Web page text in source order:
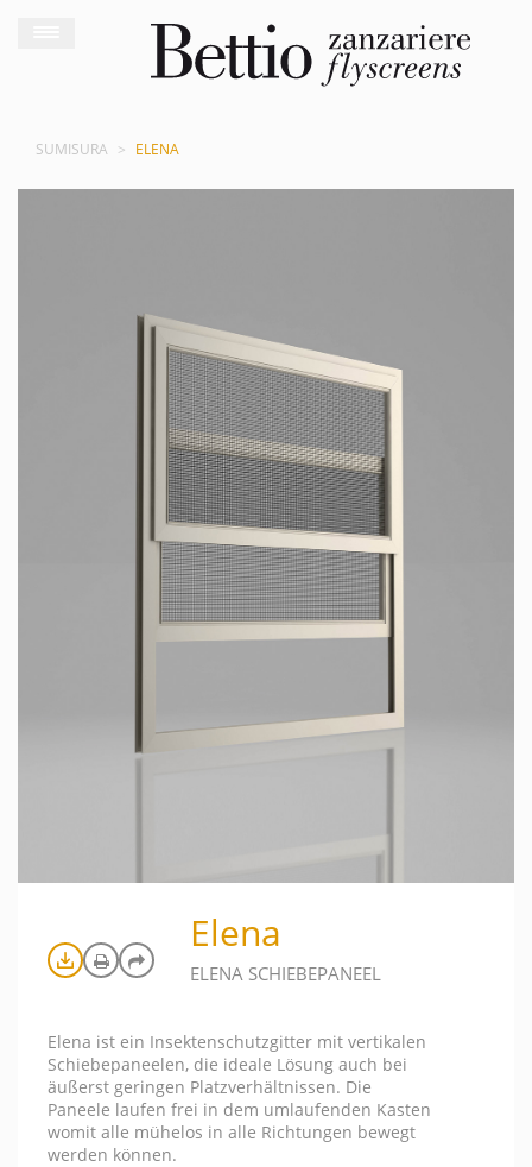
SUMISURA ELENA
Elena
ELENA SCHIEBEPANEEL
Elena ist ein Insektenschutzgitter mit vertikalen
Schiebepaneelen, die ideale Lösung auch bei
äußerst geringen Platzverhältnissen. Die
Paneele laufen frei in dem umlaufenden Kasten
womit alle mühelos in alle Richtungen bewegt
werden können.